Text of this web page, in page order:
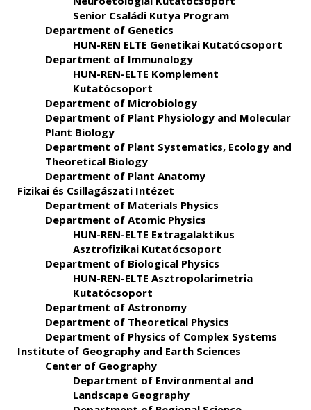
Senior Családi Kutya Program
Department of Genetics
HUN-REN ELTE Genetikai Kutatócsoport
Department of Immunology
HUN-REN-ELTE Komplement
Kutatócsoport
Department of Microbiology
Department of Plant Physiology and Molecular
Plant Biology
Department of Plant Systematics, Ecology and
Theoretical Biology
Department of Plant Anatomy
Fizikai és Csillagászati Intézet
Department of Materials Physics
Department of Atomic Physics
HUN-REN-ELTE Extragalaktikus
Asztrofizikai Kutatócsoport
Department of Biological Physics
HUN-REN-ELTE Asztropolarimetria
Kutatócsoport
Department of Astronomy
Department of Theoretical Physics
Department of Physics of Complex Systems
Institute of Geography and Earth Sciences
Center of Geography
Department of Environmental and
Landscape Geography